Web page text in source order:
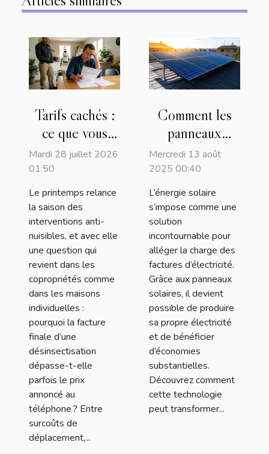
Tarifs cachés :
ce que vous
payez vraiment
lors d'une
désinsectisation
Mardi 28 juillet 2026
01:50
Le printemps relance
la saison des
interventions anti-
nuisibles, et avec elle
une question qui
revient dans les
copropriétés comme
dans les maisons
individuelles :
pourquoi la facture
finale d’une
désinsectisation
dépasse-t-elle
parfois le prix
annoncé au
téléphone ? Entre
surcoûts de
déplacement,...
Comment les
panneaux
solaires peuvent
réduire votre
facture
d'électricité?
Mercredi 13 août
2025 00:40
L’énergie solaire
s’impose comme une
solution
incontournable pour
alléger la charge des
factures d’électricité.
Grâce aux panneaux
solaires, il devient
possible de produire
sa propre électricité
et de bénéficier
d’économies
substantielles.
Découvrez comment
cette technologie
peut transformer...